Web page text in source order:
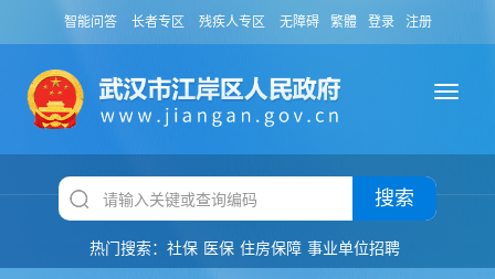
智能问答 长者专区 残疾人专区 无障碍 繁體 登录 注册
搜索
热门搜索： 社保 医保 住房保障 事业单位招聘